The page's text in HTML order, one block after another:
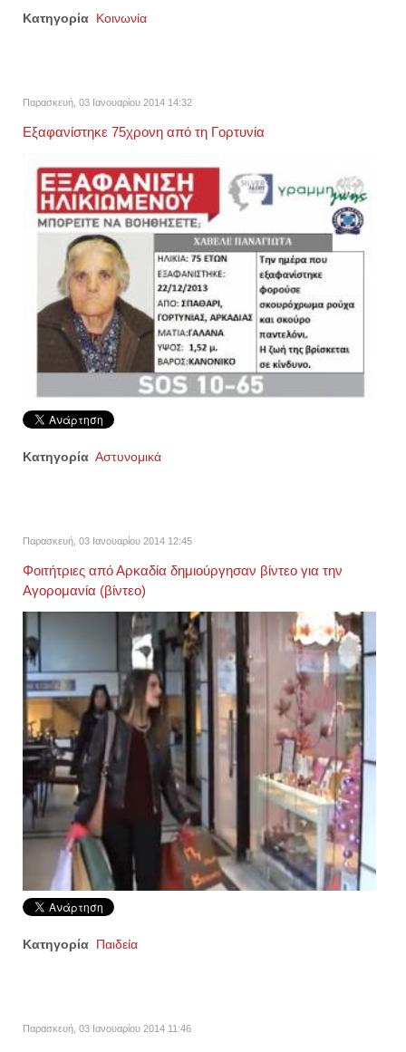
Κατηγορία Κοινωνία
Παρασκευή, 03 Ιανουαρίου 2014 14:32
Εξαφανίστηκε 75χρονη από τη Γορτυνία
Κατηγορία Αστυνομικά
Παρασκευή, 03 Ιανουαρίου 2014 12:45
Φοιτήτριες από Αρκαδία δημιούργησαν βίντεο για την
Αγορομανία (βίντεο)
Κατηγορία Παιδεία
Παρασκευή, 03 Ιανουαρίου 2014 11:46